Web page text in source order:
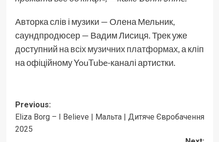
Авторка слів і музики — Олена Мельник,
саундпродюсер — Вадим Лисиця. Трек уже
доступний на всіх музичних платформах, а кліп
на офіційному YouTube-каналі артистки.
Post
navigation
Previous:
Eliza Borg – I Believe | Мальта | Дитяче Євробачення
2025